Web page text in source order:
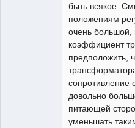
быть всякое.
положениям
очень большой,
коэффициент
предположить,
сопротивление
довольно
питающей
уменьшать